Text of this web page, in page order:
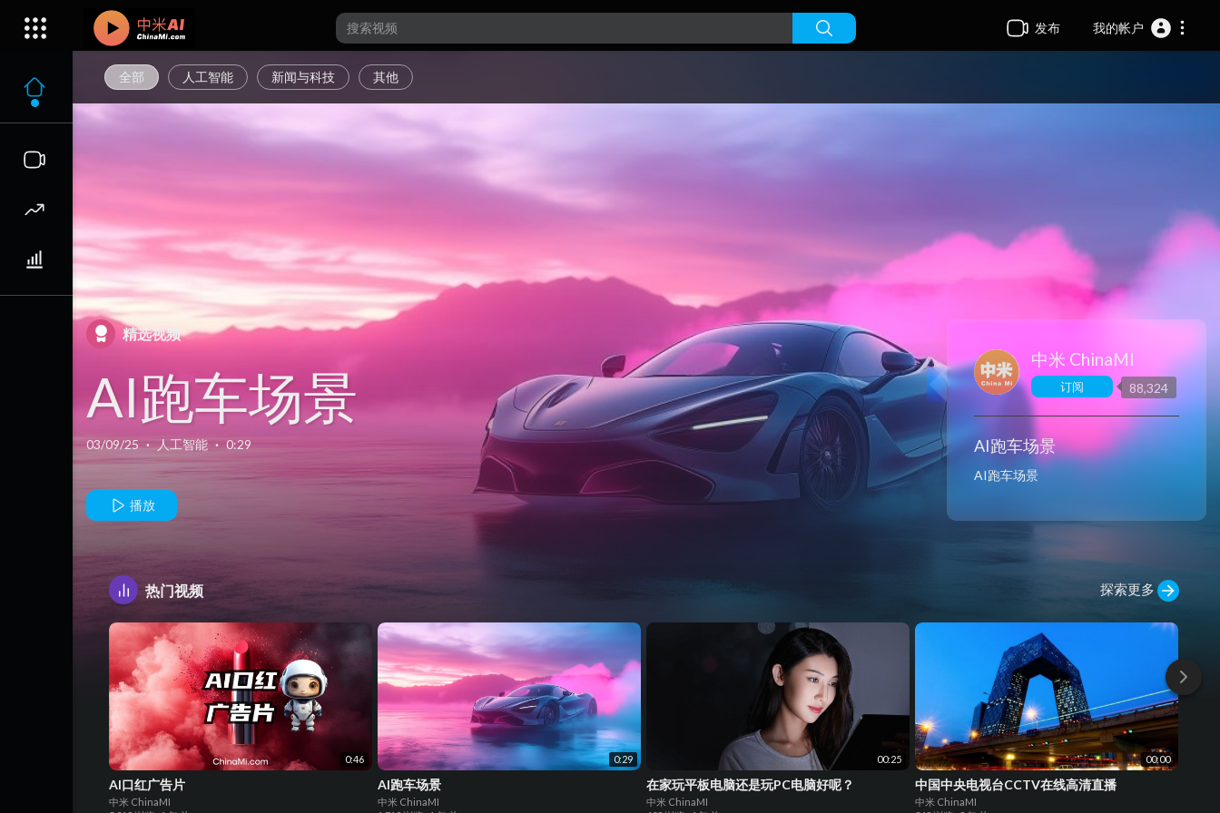
发布 我的帐户
全部 人工智能 新闻与科技 其他
精选视频
AI跑车场景
03/09/25 · 人工智能 · 0:29
播放
中米 ChinaMI
订阅 88,324
AI跑车场景
⁣AI跑车场景
热门视频 探索更多
0:46
AI口红广告片
中米 ChinaMI
0:29
AI跑车场景
中米 ChinaMI
00:25
在家玩平板电脑还是玩PC电脑好呢？
中米 ChinaMI
00:00
中国中央电视台CCTV在线高清直播
中米 ChinaMI